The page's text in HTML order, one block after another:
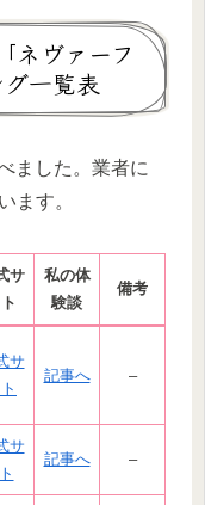
ネヴァーフ
一覧表
ました。業者に
ます。
サ
私の体
験談
備考
サ
記事へ –
サ
記事へ –